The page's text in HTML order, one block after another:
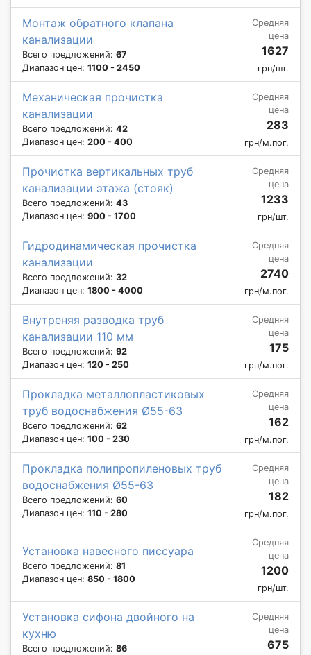
Монтаж обратного клапана
канализации
Всего предложений: 67
Диапазон цен: 1100 - 2450
Средняя
цена
1627
грн/шт.
Механическая прочистка
канализации
Всего предложений: 42
Диапазон цен: 200 - 400
Средняя
цена
283
грн/м.пог.
Прочистка вертикальных труб
канализации этажа (стояк)
Всего предложений: 43
Диапазон цен: 900 - 1700
Средняя
цена
1233
грн/шт.
Гидродинамическая прочистка
канализации
Всего предложений: 32
Диапазон цен: 1800 - 4000
Средняя
цена
2740
грн/м.пог.
Внутреняя разводка труб
канализации 110 мм
Всего предложений: 92
Диапазон цен: 120 - 250
Средняя
цена
175
грн/м.пог.
Прокладка металлопластиковых
труб водоснабжения Ø55-63
Всего предложений: 62
Диапазон цен: 100 - 230
Средняя
цена
162
грн/м.пог.
Прокладка полипропиленовых труб
водоснабжения Ø55-63
Всего предложений: 60
Диапазон цен: 110 - 280
Средняя
цена
182
грн/м.пог.
Установка навесного писсуара
Всего предложений: 81
Диапазон цен: 850 - 1800
Средняя
цена
1200
грн/шт.
Установка сифона двойного на
кухню
Всего предложений: 86
Средняя
цена
675